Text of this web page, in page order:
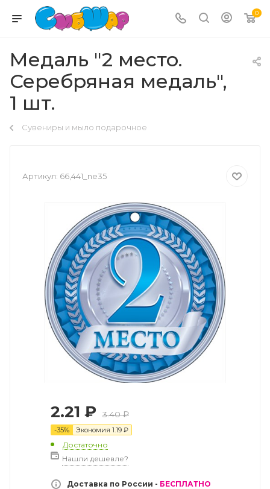
0
Медаль "2 место.
Серебряная медаль",
1 шт.
Сувениры и мыло подарочное
Артикул: 66,441_ne35
2.21 ₽ 3.40₽
-35% Экономия 1.19 ₽
Достаточно
Нашли дешевле?
Доставка по России - БЕСПЛАТНО